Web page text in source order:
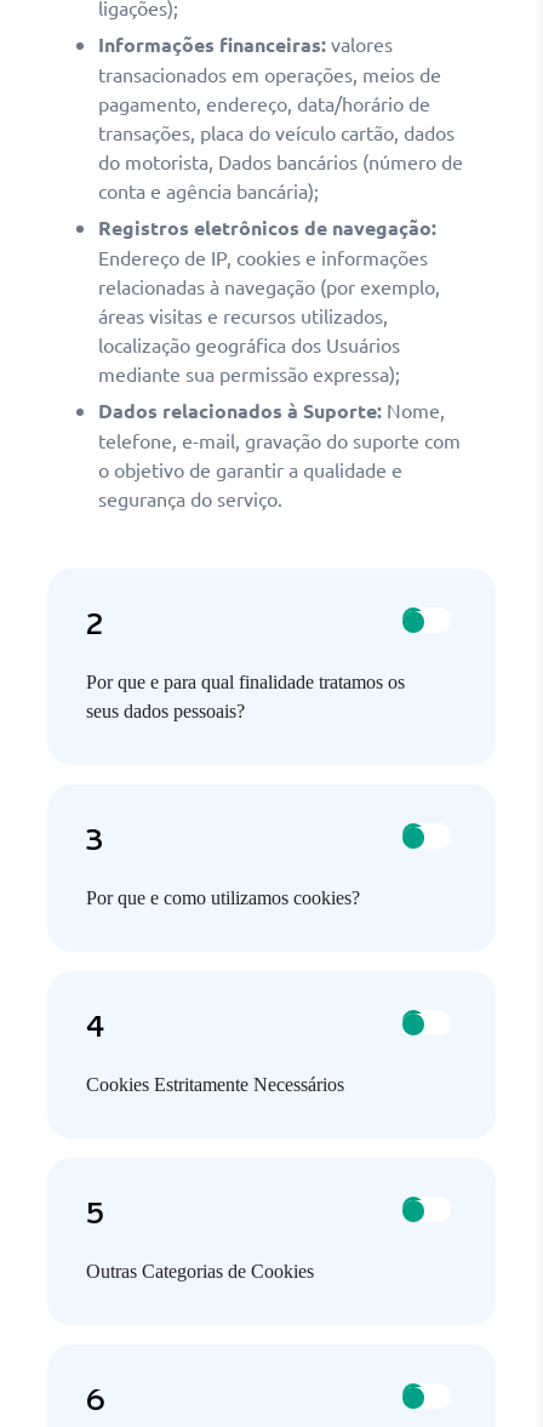
ligações);
Informações financeiras: valores
transacionados em operações, meios de
pagamento, endereço, data/horário de
transações, placa do veículo cartão, dados
do motorista, Dados bancários (número de
conta e agência bancária);
Registros eletrônicos de navegação:
Endereço de IP, cookies e informações
relacionadas à navegação (por exemplo,
áreas visitas e recursos utilizados,
localização geográfica dos Usuários
mediante sua permissão expressa);
Dados relacionados à Suporte: Nome,
telefone, e-mail, gravação do suporte com
o objetivo de garantir a qualidade e
segurança do serviço.
Por que e para qual finalidade tratamos os
seus dados pessoais?
Por que e como utilizamos cookies?
Cookies Estritamente Necessários
Outras Categorias de Cookies